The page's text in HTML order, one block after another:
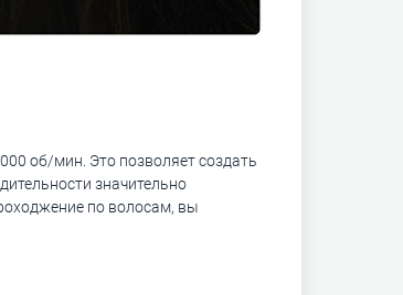
об/мин. Это позволяет создать
значительно
по волосам, вы